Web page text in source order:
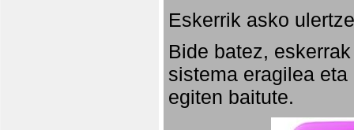
Eskerrik asko
Bide batez,
sistema eragilea
egiten baitute.